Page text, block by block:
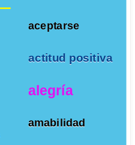
aceptarse
actitud positiva
alegría
amabilidad